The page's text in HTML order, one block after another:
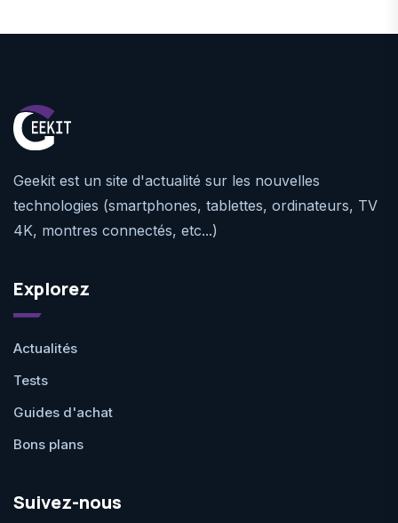
Geekit est un site d'actualité sur les nouvelles
technologies (smartphones, tablettes, ordinateurs, TV
4K, montres connectés, etc...)
Explorez
Actualités
Tests
Guides d'achat
Bons plans
Suivez-nous